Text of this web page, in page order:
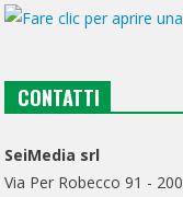
CONTATTI
SeiMedia srl
Via Per Robecco 91 -